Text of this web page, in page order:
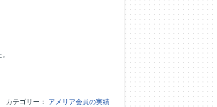
カテゴリー： アメリア会員の実績